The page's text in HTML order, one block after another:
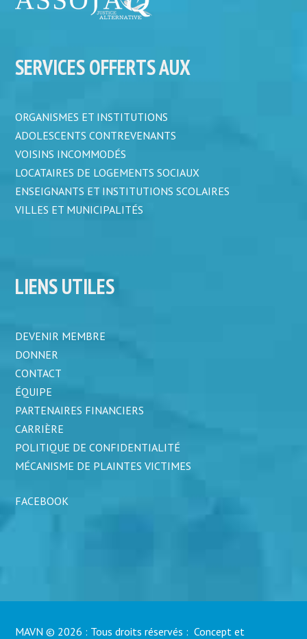
SERVICES OFFERTS AUX
ORGANISMES ET INSTITUTIONS
ADOLESCENTS CONTREVENANTS
VOISINS INCOMMODÉS
LOCATAIRES DE LOGEMENTS SOCIAUX
ENSEIGNANTS ET INSTITUTIONS SCOLAIRES
VILLES ET MUNICIPALITÉS
LIENS UTILES
DEVENIR MEMBRE
DONNER
CONTACT
ÉQUIPE
PARTENAIRES FINANCIERS
CARRIÈRE
POLITIQUE DE CONFIDENTIALITÉ
MÉCANISME DE PLAINTES VICTIMES
FACEBOOK
MAVN © 2026 : Tous droits réservés : Concept et